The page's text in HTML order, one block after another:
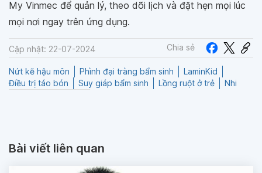
My Vinmec để quản lý, theo dõi lịch và đặt hẹn mọi lúc
mọi nơi ngay trên ứng dụng.
Cập nhật: 22-07-2024 Chia sẻ
Nứt kẽ hậu môn Phình đại tràng bẩm sinh
LaminKid
Điều trị táo bón
Suy giáp bẩm sinh Lồng ruột ở trẻ Nhi
Bài viết liên quan